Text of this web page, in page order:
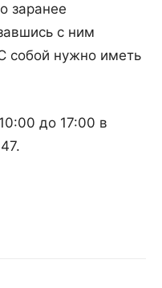
заранее
с ним
собой нужно иметь
до 17:00 в